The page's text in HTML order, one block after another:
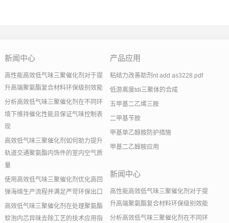
新闻中心
高性能高效低气味三聚催化剂对于提
升高端聚氨酯复合材料环保级别效能
分析高效低气味三聚催化剂在不同环
境下维持催化性能且保证气味控制表
现
高效低气味三聚催化剂如何助力提升
轨道交通聚氨酯内饰件的室内空气质
量
使用高效低气味三聚催化剂优化高回
弹海绵生产流程并满足严苛环保出口
高效低气味三聚催化剂在处理聚氨酯
软泡内芯异味去除工艺的技术应用指
产品应用
粘结力改善助剂nt add as3228.pdf
低游离度tdi三聚体的合成
五甲基二乙烯三胺
二甲基苄胺
甲基单乙醇胺防护措施
甲基二乙醇胺应用
新闻中心
高性能高效低气味三聚催化剂对于提
升高端聚氨酯复合材料环保级别效能
分析高效低气味三聚催化剂在不同环